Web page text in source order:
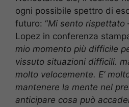
ogni possibile spettro di
futuro: “Mi sento rispettato
Lopez in conferenza
mio momento più difficile
vissuto situazioni difficili.
molto velocemente. E’
mantenere la mente nel
anticipare cosa può